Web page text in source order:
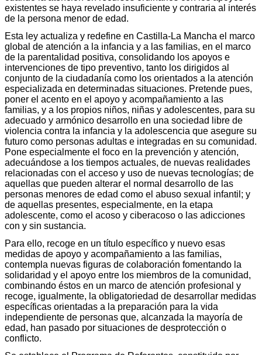
existentes se haya revelado insuficiente y contraria al interés
de la persona menor de edad.
Esta ley actualiza y redefine en Castilla-La Mancha el marco
global de atención a la infancia y a las familias, en el marco
de la parentalidad positiva, consolidando los apoyos e
intervenciones de tipo preventivo, tanto los dirigidos al
conjunto de la ciudadanía como los orientados a la atención
especializada en determinadas situaciones. Pretende pues,
poner el acento en el apoyo y acompañamiento a las
familias, y a los propios niños, niñas y adolescentes, para su
adecuado y armónico desarrollo en una sociedad libre de
violencia contra la infancia y la adolescencia que asegure su
futuro como personas adultas e integradas en su comunidad.
Pone especialmente el foco en la prevención y atención,
adecuándose a los tiempos actuales, de nuevas realidades
relacionadas con el acceso y uso de nuevas tecnologías; de
aquellas que pueden alterar el normal desarrollo de las
personas menores de edad como el abuso sexual infantil; y
de aquellas presentes, especialmente, en la etapa
adolescente, como el acoso y ciberacoso o las adicciones
con y sin sustancia.
Para ello, recoge en un título específico y nuevo esas
medidas de apoyo y acompañamiento a las familias,
contempla nuevas figuras de colaboración fomentando la
solidaridad y el apoyo entre los miembros de la comunidad,
combinando éstos en un marco de atención profesional y
recoge, igualmente, la obligatoriedad de desarrollar medidas
específicas orientadas a la preparación para la vida
independiente de personas que, alcanzada la mayoría de
edad, han pasado por situaciones de desprotección o
conflicto.